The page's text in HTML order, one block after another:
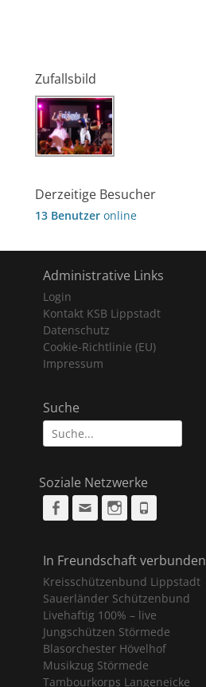
Zufallsbild
Derzeitige Besucher
13 Benutzer online
Administrative Links
Login
Kontakt KSB Lippstadt
Datenschutz
Cookie-Richtlinie (EU)
Impressum
Suche
Suche
nach:
Soziale Netzwerke
Facebook
Email Instagram
In Freundschaft verbunden
Kreisschützenbund Lippstadt
Sauerländer Schützenbund
Livehaftig 100% – live
Jungschützen Störmede
Blasorchester Hövelhof
Musikzug Störmede
Tambourkorps Langeneicke